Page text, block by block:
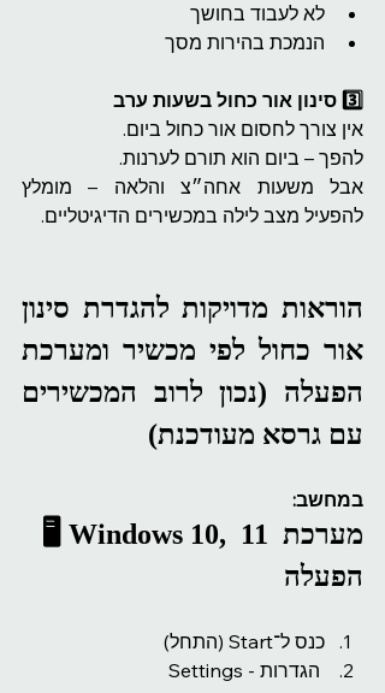
לא לעבוד בחושך
הנמכת בהירות מסך
3️⃣ סינון אור כחול בשעות ערב
אין צורך לחסום אור כחול ביום.
להפך – ביום הוא תורם לערנות.
להפעיל מצב לילה במכשירים הדיגיטליים.
עם גרסא מעודכנת)
במחשב:
🖥️ Windows 10,  11 מערכת
הפעלה
כנס ל־Start (התחל)